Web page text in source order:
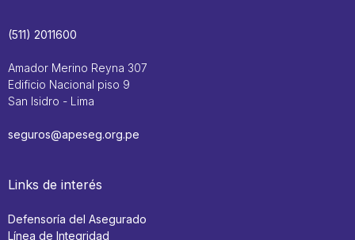
(511) 2011600
Amador Merino Reyna 307
Edificio Nacional piso 9
San Isidro - Lima
seguros@apeseg.org.pe
Links de interés
Defensoría del Asegurado
Línea de Integridad